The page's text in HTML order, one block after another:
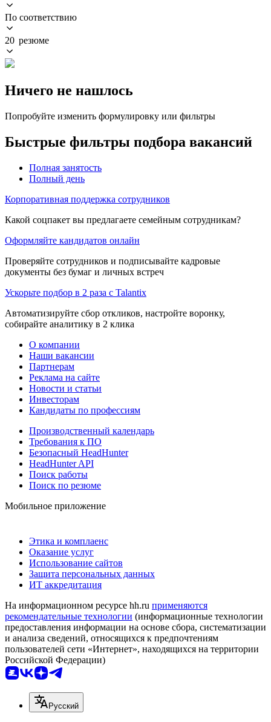
По соответствию
20 резюме
Ничего не нашлось
Попробуйте изменить формулировку или фильтры
Быстрые фильтры подбора вакансий
Полная занятость
Полный день
Корпоративная поддержка сотрудников
Какой соцпакет вы предлагаете семейным сотрудникам?
Оформляйте кандидатов онлайн
Проверяйте сотрудников и подписывайте кадровые
документы без бумаг и личных встреч
Ускорьте подбор в 2 раза с Talantix
Автоматизируйте сбор откликов, настройте воронку,
собирайте аналитику в 2 клика
О компании
Наши вакансии
Партнерам
Реклама на сайте
Новости и статьи
Инвесторам
Кандидаты по профессиям
Производственный календарь
Требования к ПО
Безопасный HeadHunter
HeadHunter API
Поиск работы
Поиск по резюме
Мобильное приложение
Этика и комплаенс
Оказание услуг
Использование сайтов
Защита персональных данных
ИТ аккредитация
На информационном ресурсе hh.ru применяются
рекомендательные технологии (информационные технологии
предоставления информации на основе сбора, систематизации
и анализа сведений, относящихся к предпочтениям
пользователей сети «Интернет», находящихся на территории
Российской Федерации)
Русский